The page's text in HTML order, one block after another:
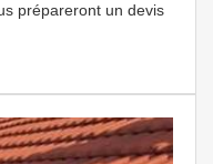
prépareront un devis